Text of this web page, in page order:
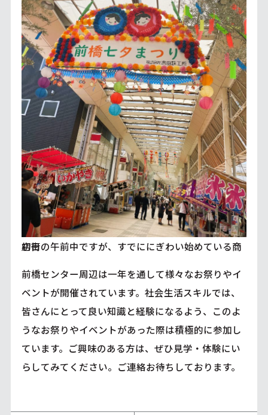
初日の午前中ですが、すでににぎわい始めている商店街
前橋センター周辺は一年を通して様々なお祭りやイ
ベントが開催されています。社会生活スキルでは、
皆さんにとって良い知識と経験になるよう、このよ
うなお祭りやイベントがあった際は積極的に参加し
ています。ご興味のある方は、ぜひ見学・体験にい
らしてみてください。ご連絡お待ちしております。